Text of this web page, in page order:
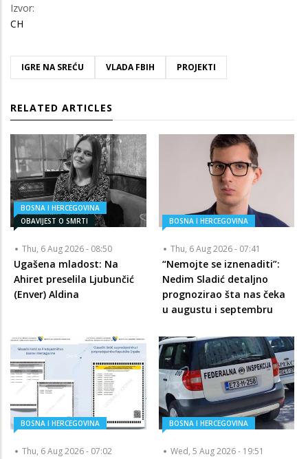
Izvor:
CH
IGRE NA SREĆU VLADA FBIH PROJEKTI
RELATED ARTICLES
BOSNA I HERCEGOVINA
OBAVIJEST O SMRTI
Thu, 6 Aug 2026 - 08:50
Ugašena mladost: Na
Ahiret preselila Ljubunčić
(Enver) Aldina
BOSNA I HERCEGOVINA
Thu, 6 Aug 2026 - 07:41
“Nemojte se iznenaditi”:
Nedim Sladić detaljno
prognozirao šta nas čeka
u augustu i septembru
BOSNA I HERCEGOVINA
Thu, 6 Aug 2026 - 07:02
BOSNA I HERCEGOVINA
Wed, 5 Aug 2026 - 19:51